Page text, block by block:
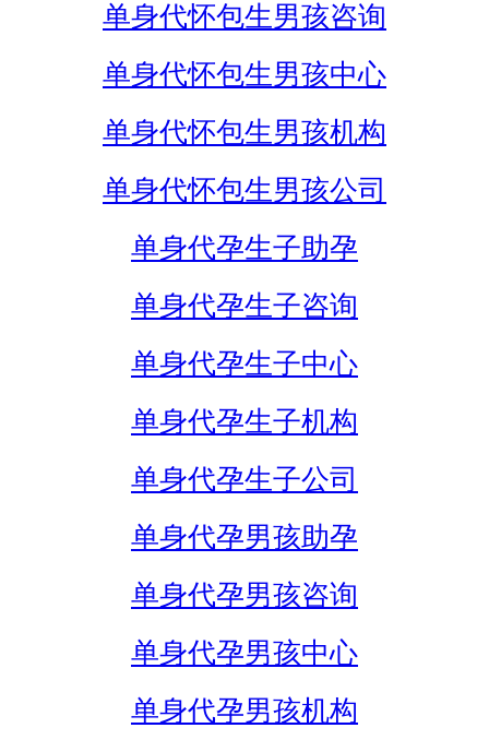
单身代怀包生男孩咨询
单身代怀包生男孩中心
单身代怀包生男孩机构
单身代怀包生男孩公司
单身代孕生子助孕
单身代孕生子咨询
单身代孕生子中心
单身代孕生子机构
单身代孕生子公司
单身代孕男孩助孕
单身代孕男孩咨询
单身代孕男孩中心
单身代孕男孩机构